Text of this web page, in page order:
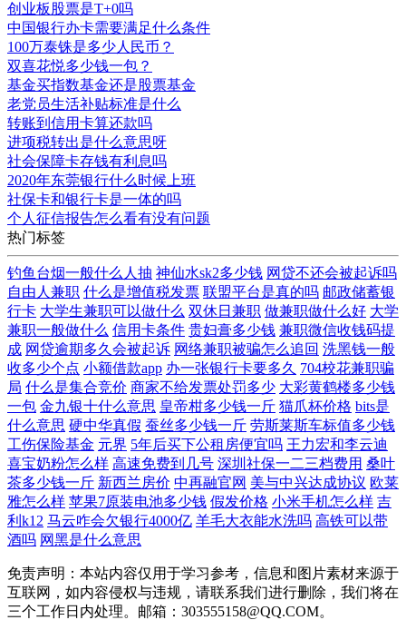
创业板股票是T+0吗
中国银行办卡需要满足什么条件
100万泰铢是多少人民币？
双喜花悦多少钱一包？
基金买指数基金还是股票基金
老党员生活补贴标准是什么
转账到信用卡算还款吗
进项税转出是什么意思呀
社会保障卡存钱有利息吗
2020年东莞银行什么时候上班
社保卡和银行卡是一体的吗
个人征信报告怎么看有没有问题
热门标签
钓鱼台烟一般什么人抽 神仙水sk2多少钱 网贷不还会被起诉吗
自由人兼职 什么是增值税发票 联盟平台是真的吗 邮政储蓄银
行卡 大学生兼职可以做什么 双休日兼职 做兼职做什么好 大学
兼职一般做什么 信用卡条件 贵妇膏多少钱 兼职微信收钱码提
成 网贷逾期多久会被起诉 网络兼职被骗怎么追回 洗黑钱一般
收多少个点 小额借款app 办一张银行卡要多久 704校花兼职骗
局 什么是集合竞价 商家不给发票处罚多少 大彩黄鹤楼多少钱
一包 金九银十什么意思 皇帝柑多少钱一斤 猫爪杯价格 bits是
什么意思 硬中华真假 蚕丝多少钱一斤 劳斯莱斯车标值多少钱
工伤保险基金 元界 5年后买下公租房便宜吗 王力宏和李云迪
喜宝奶粉怎么样 高速免费到几号 深圳社保一二三档费用 桑叶
茶多少钱一斤 新西兰房价 中再融官网 美与中兴达成协议 欧莱
雅怎么样 苹果7原装电池多少钱 假发价格 小米手机怎么样 吉
利k12 马云咋会欠银行4000亿 羊毛大衣能水洗吗 高铁可以带
酒吗 网黑是什么意思
免责声明：本站内容仅用于学习参考，信息和图片素材来源于
互联网，如内容侵权与违规，请联系我们进行删除，我们将在
三个工作日内处理。邮箱：303555158@QQ.COM。